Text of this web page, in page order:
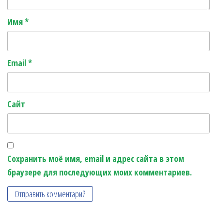
Имя*
Email*
Сайт
Сохранить моё имя, email и адрес сайта в этом
браузере для последующих моих комментариев.